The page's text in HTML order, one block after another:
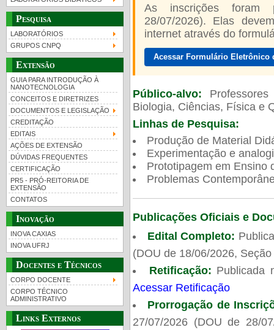
Pesquisa
LABORATÓRIOS
GRUPOS CNPQ
Extensão
GUIA PARA INTRODUÇÃO À
NANOTECNOLOGIA
CONCEITOS E DIRETRIZES
DOCUMENTOS E LEGISLAÇÃO
CREDITAÇÃO
EDITAIS
AÇÕES DE EXTENSÃO
DÚVIDAS FREQUENTES
CERTIFICAÇÃO
PR5 - PRÓ-REITORIA DE
EXTENSÃO
CONTATOS
Inovação
INOVA CAXIAS
INOVA UFRJ
Docentes e Técnicos
CORPO DOCENTE
CORPO TÉCNICO
ADMINISTRATIVO
Links Externos
As inscrições foram
28/07/2026). Elas
internet através do
Acessar Formulário
Público-alvo:
Biologia, Ciências, Física e
Linhas de Pesquisa:
Produção de Material
Experimentação e
Prototipagem em Ensino
Problemas
Publicações Oficiais e
Edital Completo:
(DOU de 18/06/2026,
Retificação: Publicada
Acessar Retificação
Prorrogação de
27/07/2026 (DOU de 28/